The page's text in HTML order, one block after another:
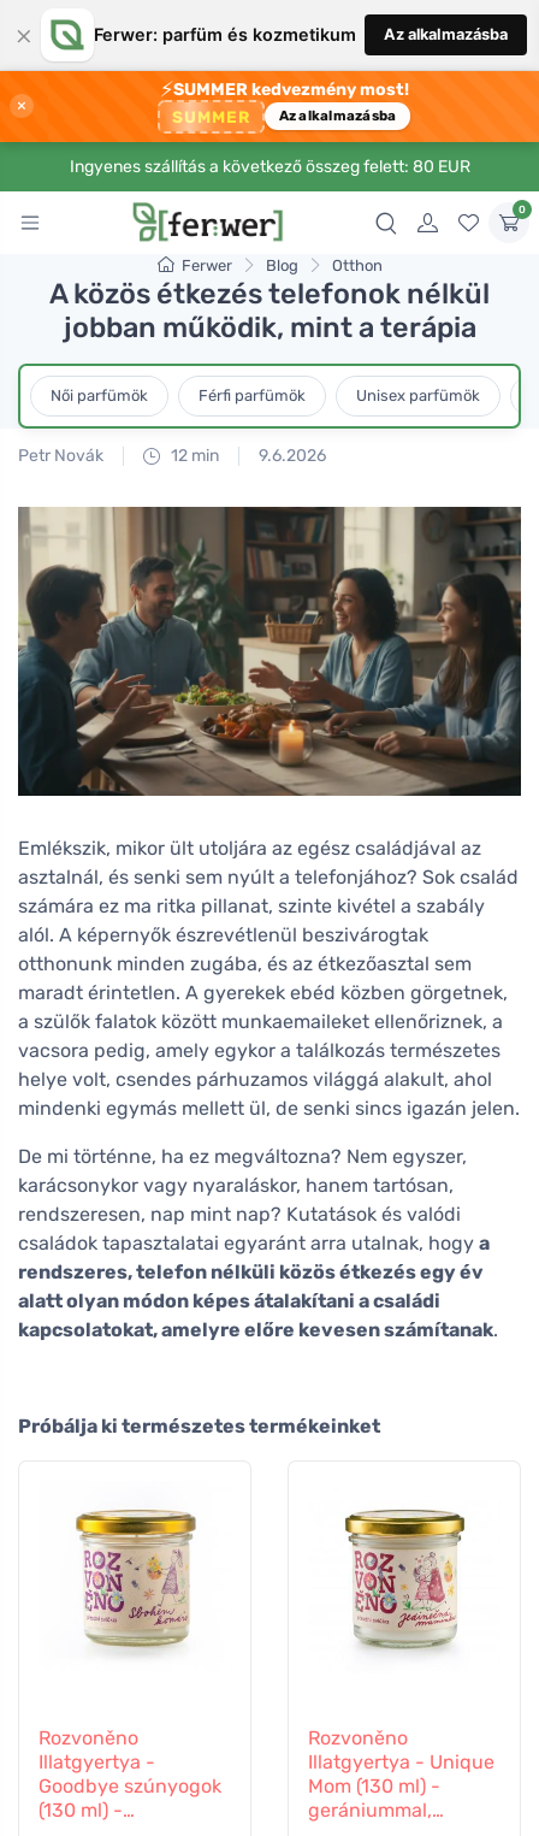
× Ferwer: parfüm és kozmetikum Az alkalmazásba
×
⚡SUMMER kedvezmény most!
SUMMER Az alkalmazásba
Ingyenes szállítás a következő összeg felett: 80 EUR
0
Ferwer Blog Otthon
A közös étkezés telefonok nélkül
jobban működik, mint a terápia
Női parfümök Férfi parfümök Unisex parfümök
Petr Novák 12 min 9.6.2026
Emlékszik, mikor ült utoljára az egész családjával az
asztalnál, és senki sem nyúlt a telefonjához? Sok család
számára ez ma ritka pillanat, szinte kivétel a szabály
alól. A képernyők észrevétlenül beszivárogtak
otthonunk minden zugába, és az étkezőasztal sem
maradt érintetlen. A gyerekek ebéd közben görgetnek,
a szülők falatok között munkaemaileket ellenőriznek, a
vacsora pedig, amely egykor a találkozás természetes
helye volt, csendes párhuzamos világgá alakult, ahol
mindenki egymás mellett ül, de senki sincs igazán jelen.
De mi történne, ha ez megváltozna? Nem egyszer,
karácsonykor vagy nyaraláskor, hanem tartósan,
rendszeresen, nap mint nap? Kutatások és valódi
családok tapasztalatai egyaránt arra utalnak, hogy a
rendszeres, telefon nélküli közös étkezés egy év
alatt olyan módon képes átalakítani a családi
kapcsolatokat, amelyre előre kevesen számítanak.
Próbálja ki természetes termékeinket
Rozvoněno
Illatgyertya -
Goodbye szúnyogok
(130 ml) -
Rozvoněno
Illatgyertya - Unique
Mom (130 ml) -
gerániummal,